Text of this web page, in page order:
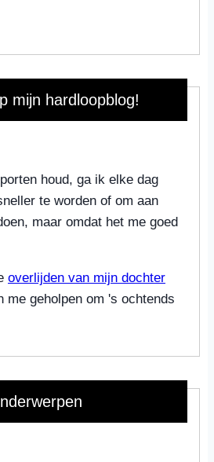
mijn hardloopblog!
houd, ga ik elke dag
te worden of om aan
maar omdat het me goed
overlijden van mijn dochter
me geholpen om 's ochtends